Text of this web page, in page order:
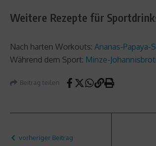
Weitere Rezepte für
Nach harten Workouts: Ananas-Papaya-
Während dem Sport: Minze-
Beitrag teilen
vorheriger Beitrag